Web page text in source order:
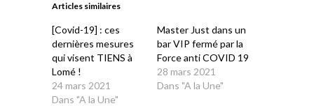
nouvellenouvelle
Articles similaires
[Covid-19] : ces
dernières mesures
qui visent TIENS à
Lomé !
24 mars 2021
Dans "A la Une"
Master Just dans un
bar VIP fermé par la
Force anti COVID 19
28 mars 2021
Dans "A la Une"